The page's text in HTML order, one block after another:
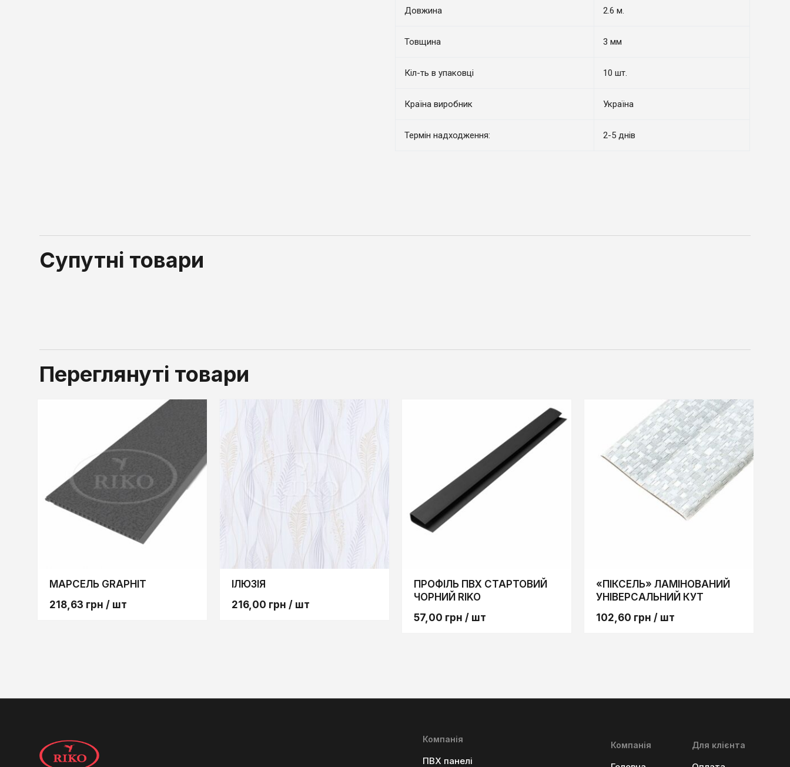
Довжина 2.6 м.
Товщина 3 мм
Кіл-ть в упаковці 10 шт.
Країна виробник Україна
Термін надходження: 2-5 днів
Супутні товари
Переглянуті товари
МАРСЕЛЬ GRAPHIT
218,63 грн / шт
ІЛЮЗІЯ
216,00 грн / шт
ПРОФІЛЬ ПВХ СТАРТОВИЙ
ЧОРНИЙ RIKO
57,00 грн / шт
«ПІКСЕЛЬ» ЛАМІНОВАНИЙ
УНІВЕРСАЛЬНИЙ КУТ
102,60 грн / шт
Компанія
ПВХ панелі
Компанія Для клієнта